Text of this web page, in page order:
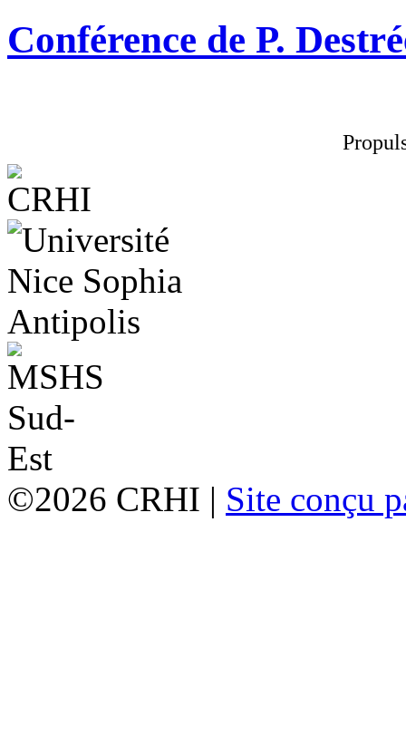
Conférence de P.
©2026 CRHI | Site conçu